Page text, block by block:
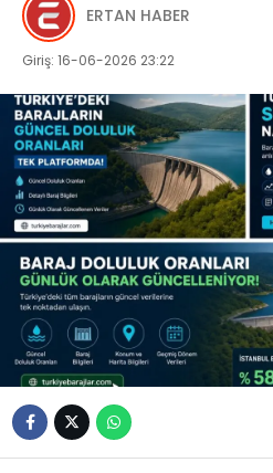
ERTAN HABER
Giriş: 16-06-2026 23:22